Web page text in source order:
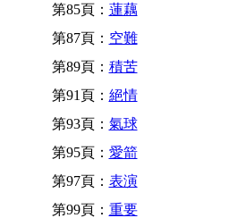
第85頁： 蓮藕
第87頁： 空難
第89頁： 積苦
第91頁： 絕情
第93頁： 氣球
第95頁： 愛箭
第97頁： 表演
第99頁： 重要